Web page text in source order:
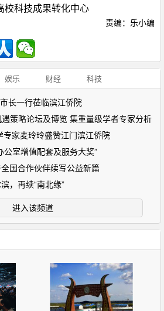
校科技成果转化中心
责编：乐小编
娱乐 财经 科技
长一行莅临滨江侨院
策略论坛及博览 集重量级学者专家分析
专家麦玲玲盛赞江门滨江侨院
公室增值配套及服务大奖”
国合作伙伴续写公益新篇
，再续“南北缘”
进入该频道